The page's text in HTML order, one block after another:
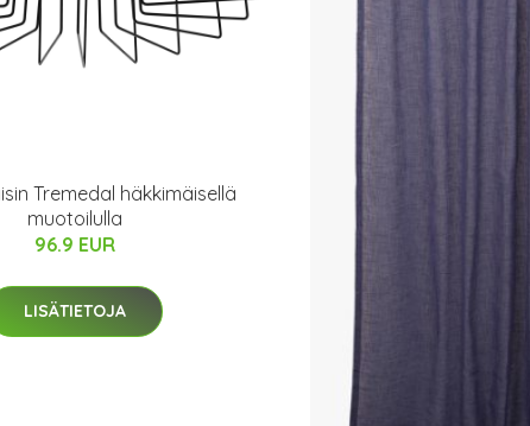
Tremedal häkkimäisellä
muotoilulla
96.9 EUR
LISÄTIETOJA